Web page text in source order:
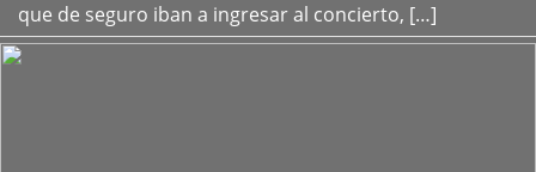
que de seguro iban a ingresar al concierto, […]